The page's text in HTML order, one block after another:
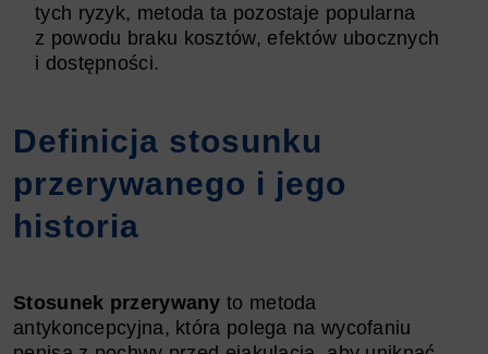
tych ryzyk, metoda ta pozostaje popularna
z powodu braku kosztów, efektów ubocznych
i dostępności.
Definicja stosunku
przerywanego i jego
historia
Stosunek przerywany to metoda
antykoncepcyjna, która polega na wycofaniu